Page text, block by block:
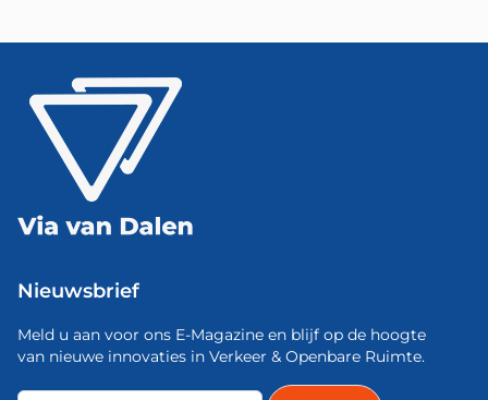
Nieuwsbrief
Meld u aan voor ons E-Magazine en blijf op de hoogte
van nieuwe innovaties in Verkeer & Openbare Ruimte.